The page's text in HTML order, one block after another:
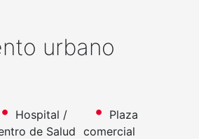
urbano
Hospital /
de Salud
Plaza
comercial